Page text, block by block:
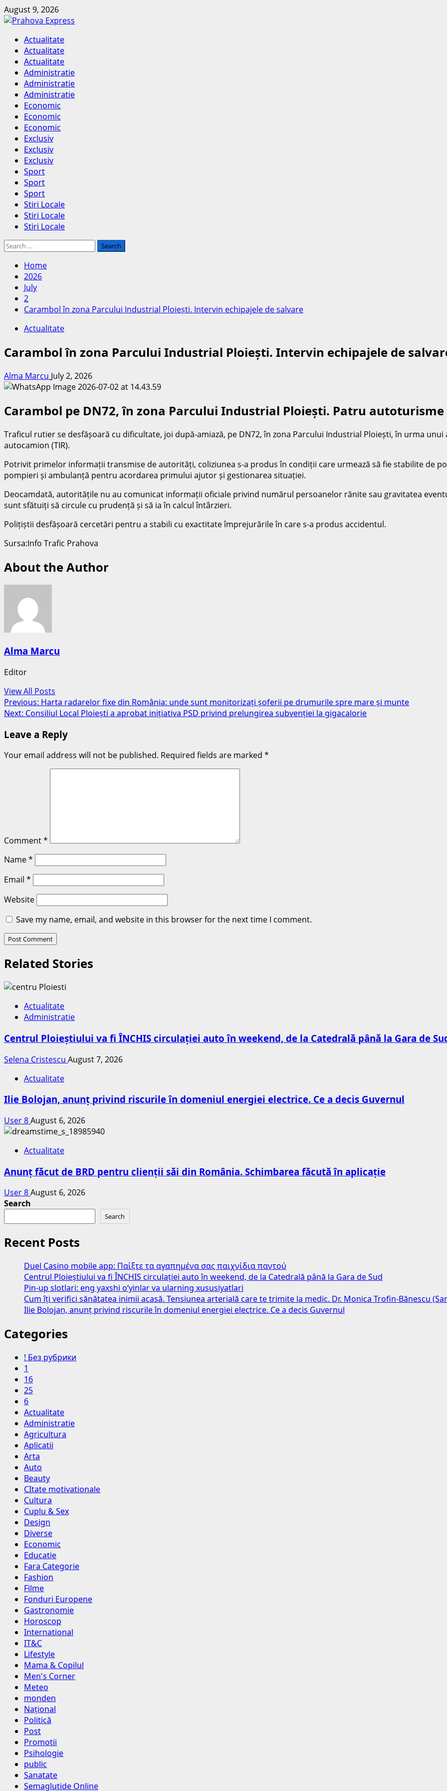
Skip
to
August 9, 2026
Primary
Menu
Actualitate
Actualitate
Actualitate
Administratie
Administratie
Administratie
Economic
Economic
Economic
Exclusiv
Exclusiv
Exclusiv
Sport
Sport
Sport
Stiri Locale
Stiri Locale
Stiri Locale
Search
Home
2026
July
2
Carambol în zona Parcului Industrial Ploiești. Intervin echipajele de salvare
Actualitate
Carambol în zona Parcului Industrial Ploiești. Intervin echipajele de
Alma Marcu July 2, 2026
Carambol pe DN72, în zona Parcului Industrial Ploiești. Patru
Traficul rutier se desfășoară cu dificultate, joi după-amiază, pe DN72, în zona Parcului Industrial Ploiești, în urma
autocamion (TIR).
Potrivit primelor informații transmise de autorități, coliziunea s-a produs în condiții care urmează să fie stabilite de
pompieri și ambulanță pentru acordarea primului ajutor și gestionarea situației.
Deocamdată, autoritățile nu au comunicat informații oficiale privind numărul persoanelor rănite sau gravitatea
sunt sfătuiți să circule cu prudență și să ia în calcul întârzieri.
Polițiștii desfășoară cercetări pentru a stabili cu exactitate împrejurările în care s-a produs accidentul.
Sursa:Info Trafic Prahova
About the Author
Alma Marcu
Editor
View All Posts
Post
navigation
Previous: Harta radarelor fixe din România: unde sunt monitorizați șoferii pe drumurile spre mare și munte
Next: Consiliul Local Ploiești a aprobat inițiativa PSD privind prelungirea subvenției la gigacalorie
Leave a Reply
Your email address will not be published. Required fields are marked *
Comment*
Name*
Email *
Website
Save my name, email, and website in this browser for the next time I comment.
Related Stories
Actualitate
Administratie
Centrul Ploieștiului va fi ÎNCHIS circulației auto în weekend, de la Catedrală până la Gara de
Selena Cristescu August 7, 2026
Actualitate
Ilie Bolojan, anunț privind riscurile în domeniul energiei electrice. Ce a decis Guvernul
User 8August 6, 2026
Actualitate
Anunț făcut de BRD pentru clienții săi din România. Schimbarea făcută în aplicație
User 8August 6, 2026
Search
Search
Recent Posts
Duel Casino mobile app: Παίξτε τα αγαπημένα σας παιχνίδια παντού
Centrul Ploieștiului va fi ÎNCHIS circulației auto în weekend, de la Catedrală până la Gara de Sud
Pin-up slotlari: eng yaxshi o‘yinlar va ularning xususiyatlari
Cum îți verifici sănătatea inimii acasă. Tensiunea arterială care te trimite la medic. Dr. Monica Trofin-Bănescu
Ilie Bolojan, anunț privind riscurile în domeniul energiei electrice. Ce a decis Guvernul
Categories
! Без рубрики
1
16
25
6
Actualitate
Administratie
Agricultura
Aplicatii
Arta
Auto
Beauty
CItate motivationale
Cultura
Cuplu & Sex
Design
Diverse
Economic
Educatie
Fara Categorie
Fashion
Filme
Fonduri Europene
Gastronomie
Horoscop
International
IT&C
Lifestyle
Mama & Copilul
Men's Corner
Meteo
monden
Național
Politică
Post
Promotii
Psihologie
public
Sanatate
Semaglutide Online